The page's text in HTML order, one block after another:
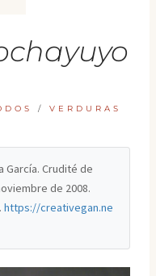
/ VERDURAS
García. Crudité de
de 2008.
.https://creativegan.ne